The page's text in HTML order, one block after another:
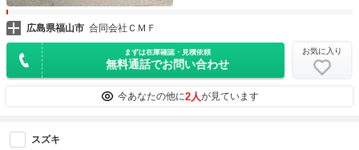
広島県福山市 合同会社ＣＭＦ
まずは在庫確認・見積依頼
無料通話でお問い合わせ
お気に入り
今あなたの他に2人が見ています
スズキ